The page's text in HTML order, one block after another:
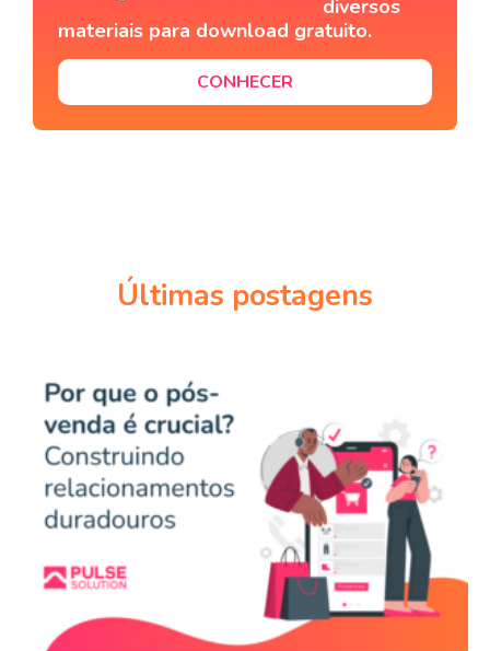
diversos
materiais para download gratuito.
CONHECER
Últimas postagens